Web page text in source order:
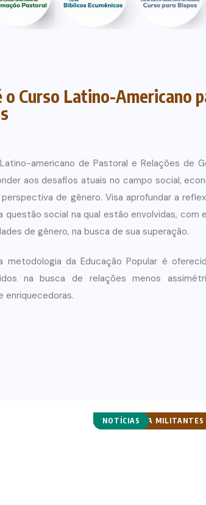
o Curso Latino-Americano
americano de Pastoral e Relações de
aos desafios atuais no campo social,
perspectiva de gênero. Visa aprofundar a
questão social na qual estão envolvidas, com
de gênero, na busca de sua superação.
metodologia da Educação Popular é
na busca de relações menos
enriquecedoras.
CURSO PARA MILITANTES
NOTÍCIAS